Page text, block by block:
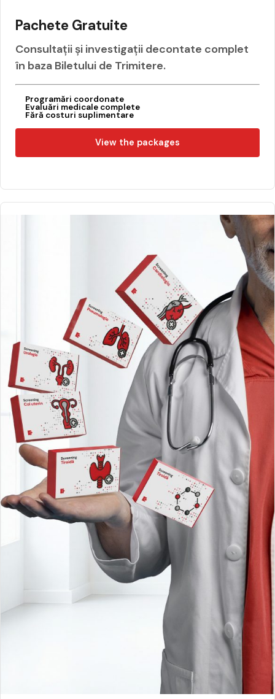
Pachete Gratuite
Consultații și investigații decontate complet
în baza Biletului de Trimitere.
Programări coordonate
Evaluări medicale complete
Fără costuri suplimentare
View the packages